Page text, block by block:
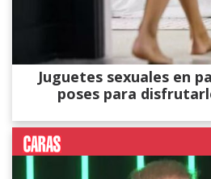
Juguetes sexuales en
poses para